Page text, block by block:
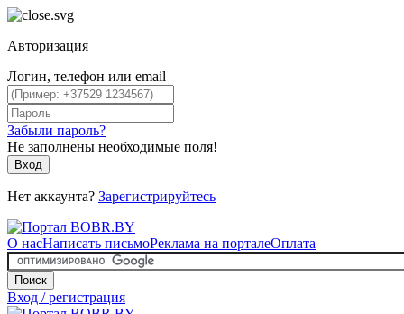
Авторизация
Логин, телефон или email
Забыли пароль?
Не заполнены необходимые поля!
Вход
Нет аккаунта? Зарегистрируйтесь
О насНаписать письмоРеклама на порталеОплата
Поиск
Вход / регистрация